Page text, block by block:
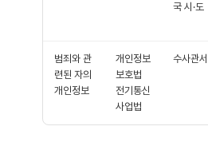
국 시·도
범죄와 관
련된 자의
개인정보
개인정보
보호법
전기통신
사업법
수사관서